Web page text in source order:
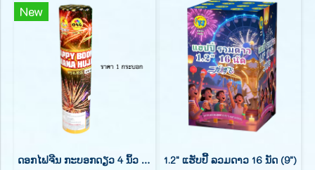
New
ດອກໄຟຈີນ ກະບອກດຽວ 4 ນິ້ວ 1 ນັດ 1.2" ແຮັບປີ້ ລວມດາວ 16 ນັດ (9")